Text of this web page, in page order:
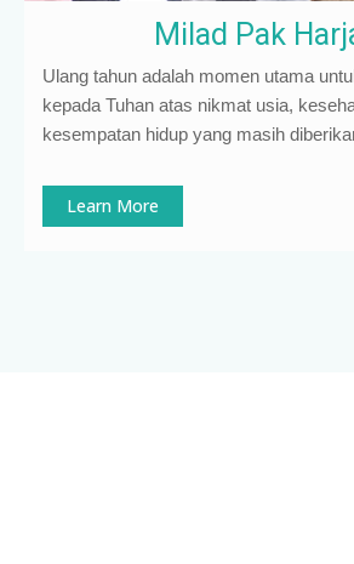
Milad Pak
Ulang tahun adalah momen utama
kepada Tuhan atas nikmat usia,
kesempatan hidup yang masih
Learn More